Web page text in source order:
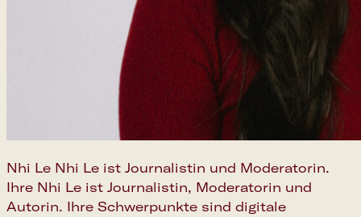
Nhi Le Nhi Le ist Journalistin und Moderatorin.
Ihre Nhi Le ist Journalistin, Moderatorin und
Autorin. Ihre Schwerpunkte sind digitale